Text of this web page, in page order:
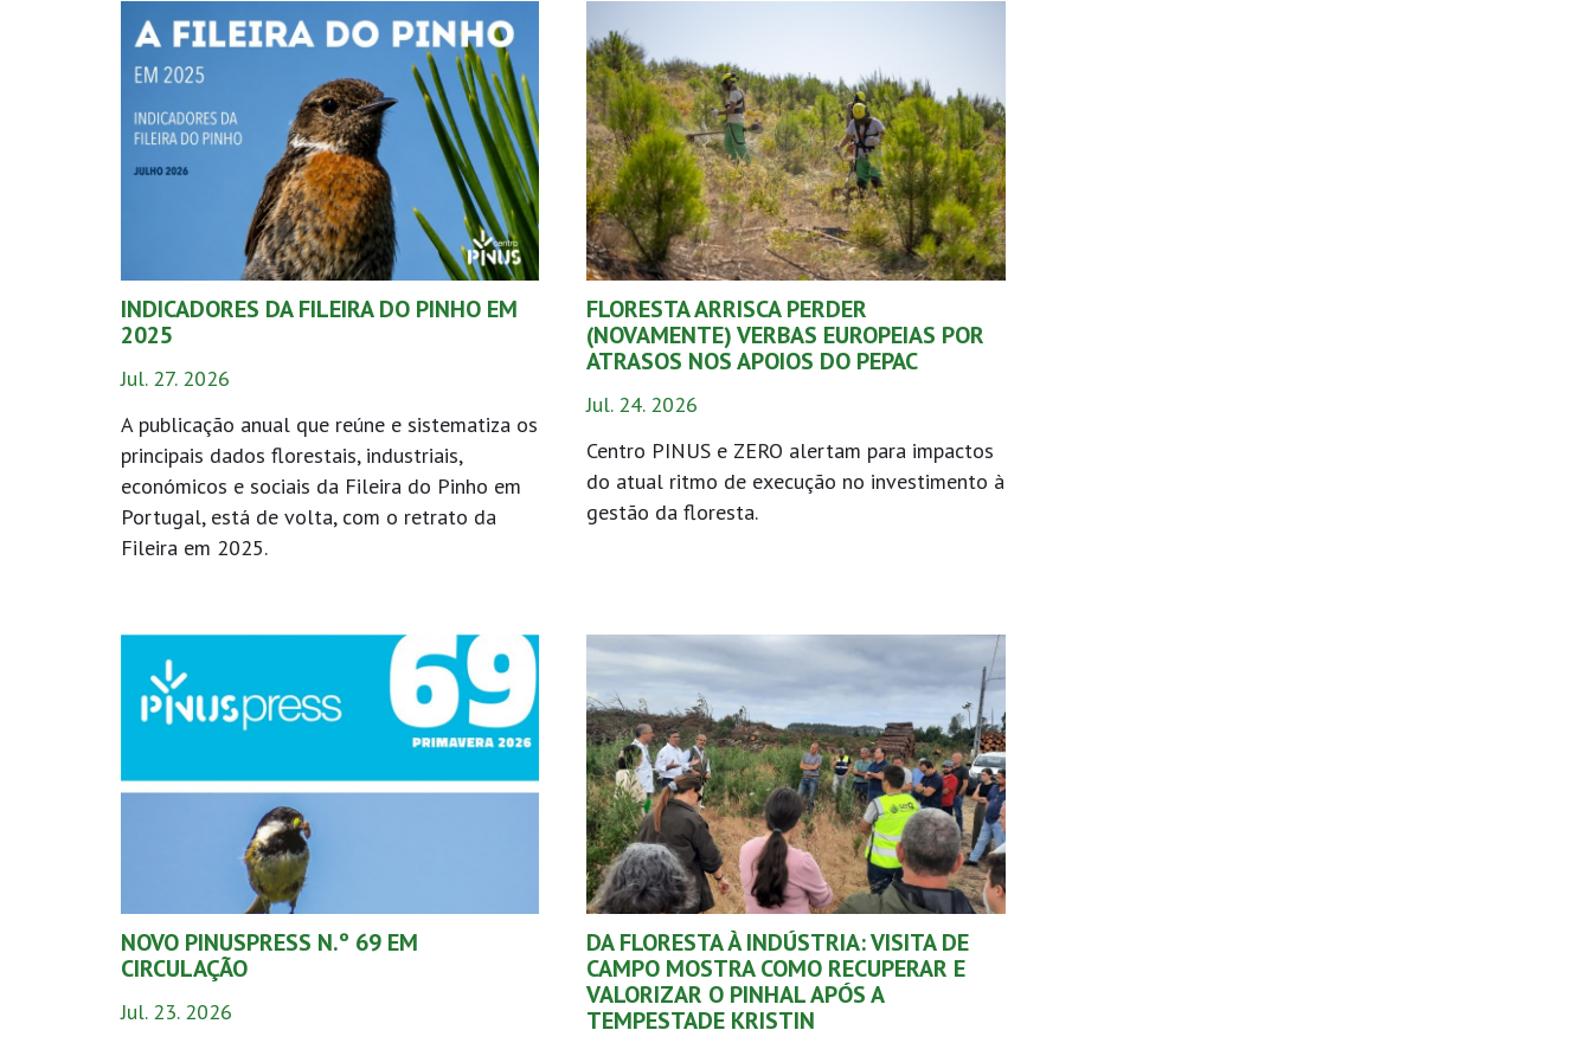
INDICADORES DA FILEIRA DO PINHO EM
2025
Jul. 27. 2026
A publicação anual que reúne e sistematiza os
principais dados florestais, industriais,
económicos e sociais da Fileira do Pinho em
Portugal, está de volta, com o retrato da
Fileira em 2025.
FLORESTA ARRISCA PERDER
(NOVAMENTE) VERBAS EUROPEIAS POR
ATRASOS NOS APOIOS DO PEPAC
Jul. 24. 2026
Centro PINUS e ZERO alertam para impactos
do atual ritmo de execução no investimento à
gestão da floresta.
NOVO PINUSPRESS N.º 69 EM
CIRCULAÇÃO
Jul. 23. 2026
DA FLORESTA À INDÚSTRIA: VISITA DE
CAMPO MOSTRA COMO RECUPERAR E
VALORIZAR O PINHAL APÓS A
TEMPESTADE KRISTIN